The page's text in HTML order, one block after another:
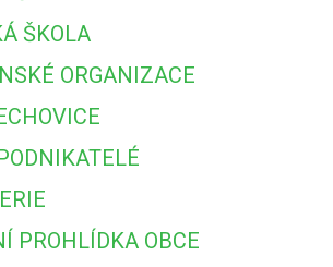
ŠKOLA
ORGANIZACE
PROHLÍDKA OBCE